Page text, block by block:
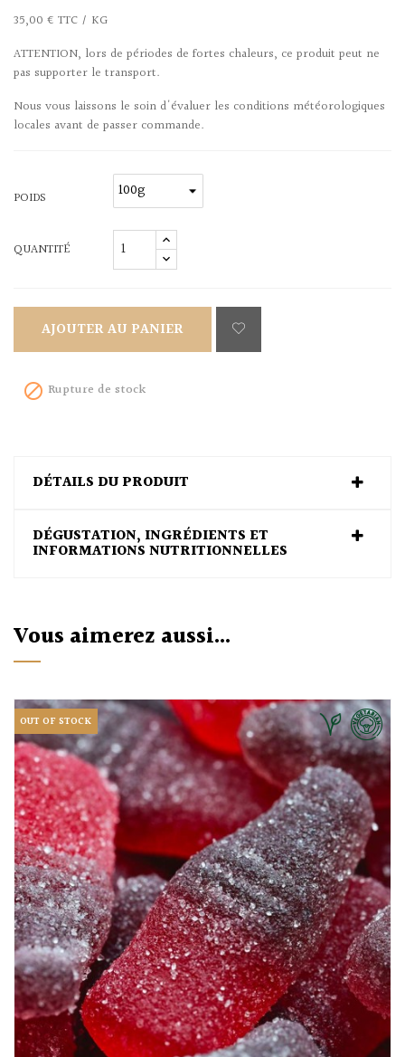
35,00 € TTC / KG
ATTENTION, lors de périodes de fortes chaleurs, ce produit peut ne
pas supporter le transport.
Nous vous laissons le soin d'évaluer les conditions météorologiques
locales avant de passer commande.
POIDS
QUANTITÉ
AJOUTER AU PANIER
 Rupture de stock
DÉTAILS DU PRODUIT
DÉGUSTATION, INGRÉDIENTS ET
INFORMATIONS NUTRITIONNELLES
Vous aimerez aussi...
OUT OF STOCK